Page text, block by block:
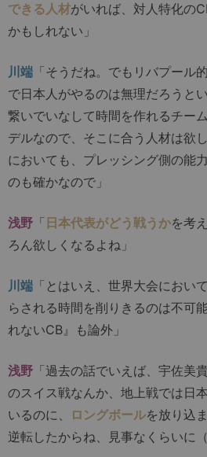
できる人材がいれば、対人特化の
かもしれない」
川端 「そうだね。でもリバプール
で日本人がやるのは無理だろうと
繋いでいなして時間を作れるチー
デルなので、そこに合う人材は欲
においても、プレッシング側の能
のも確かなので」
浅野 「 日本代表がどう戦うかを考
ろん欲しくなるよね」
川端 「とはいえ、世界大会におい
らされる時間を削りきるのは不可
れないCB』も論外」
浅野 「過去の話でいえば、宇佐美
のスイス戦なんか、地上戦では日
いるのに、
ロングボールを放り込
逆転したからね、見事なくらいに（